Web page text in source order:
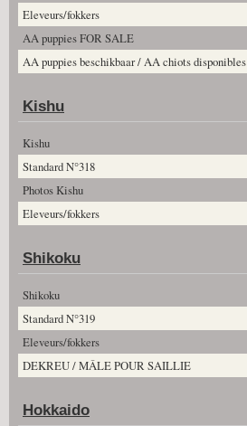
Eleveurs/fokkers
AA puppies FOR SALE
AA puppies beschikbaar / AA chiots disponibles
Kishu
Kishu
Standard N°318
Photos Kishu
Eleveurs/fokkers
Shikoku
Shikoku
Standard N°319
Eleveurs/fokkers
DEKREU / MÂLE POUR SAILLIE
Hokkaido